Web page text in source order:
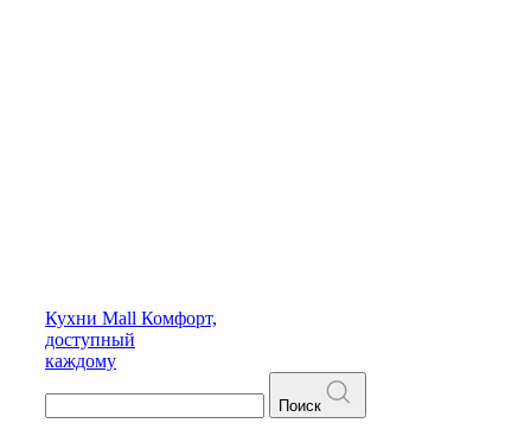
Кухни Mall Комфорт,
доступный
каждому
Поиск